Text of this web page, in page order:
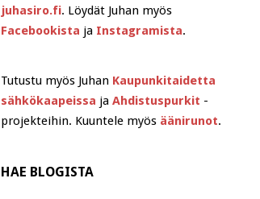
juhasiro.fi. Löydät Juhan myös
Facebookista ja Instagramista.
Tutustu myös Juhan Kaupunkitaidetta
sähkökaapeissa ja Ahdistuspurkit -
projekteihin. Kuuntele myös äänirunot.
HAE BLOGISTA